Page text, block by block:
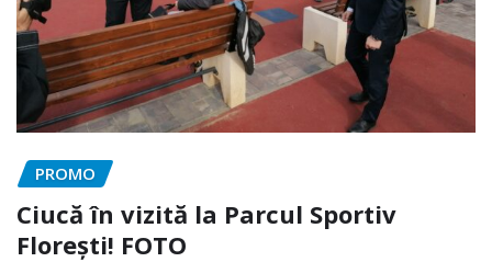
PROMO
Ciucă în vizită la Parcul Sportiv
Florești! FOTO